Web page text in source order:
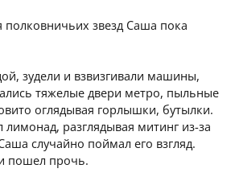
полковничьих звезд Саша пока
зудели и взвизгивали машины,
тяжелые двери метро, пыльные
оглядывая горлышки, бутылки.
лимонад, разглядывая митинг из-за
случайно поймал его взгляд.
пошел прочь.